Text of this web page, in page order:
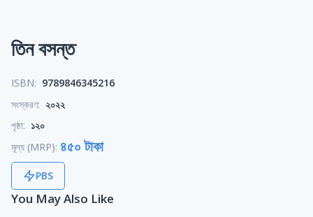
তিন বসন্ত
ISBN: 9789846345216
সংস্করণ: ২০২২
পৃষ্ঠা: ১২০
মূল্য (MRP): ৪৫০ টাকা
PBS
You May Also Like